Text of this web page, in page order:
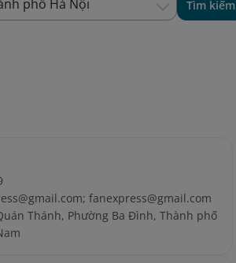
phố Hà Nội Tìm kiếm
fanexpress@gmail.com
Thánh, Phường Ba Đình, Thành phố